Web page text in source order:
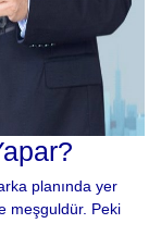
planında yer
meşguldür. Peki